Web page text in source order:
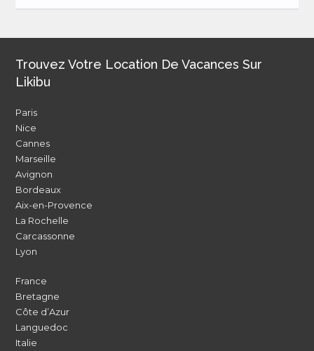
Trouvez Votre Location De Vacances Sur
Likibu
Paris
Nice
Cannes
Marseille
Avignon
Bordeaux
Aix-en-Provence
La Rochelle
Carcassonne
Lyon
France
Bretagne
Côte d’Azur
Languedoc
Italie